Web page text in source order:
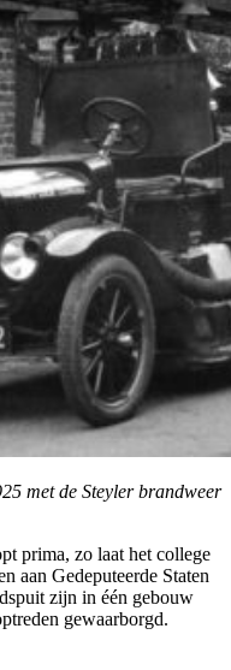
met de Steyler brandweer
prima, zo laat het college
aan Gedeputeerde Staten
zijn in één gebouw
gewaarborgd.